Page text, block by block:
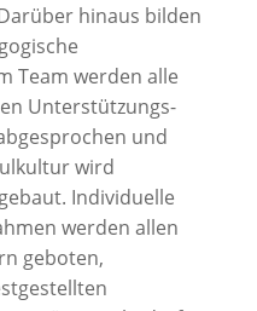
hinaus bilden
Team werden alle
Unterstützungs-
und
wird
Individuelle
werden allen
geboten,